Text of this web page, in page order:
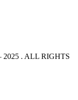
. ALL RIGHTS